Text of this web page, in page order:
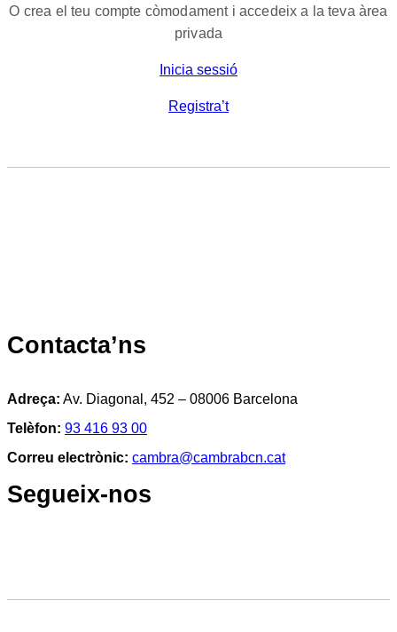
O crea el teu compte còmodament i accedeix a la teva àrea
privada
Inicia sessió
Registra’t
Contacta’ns
Adreça: Av. Diagonal, 452 – 08006 Barcelona
Telèfon: 93 416 93 00
Correu electrònic: cambra@cambrabcn.cat
Segueix-nos